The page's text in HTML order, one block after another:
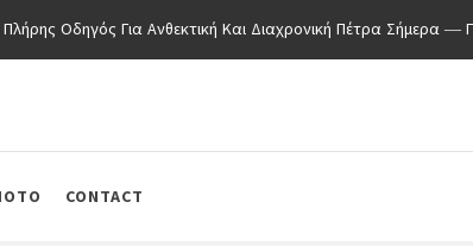
Οδηγός Για Ανθεκτική Και Διαχρονική Πέτρα Σήμερα —
CONTACT